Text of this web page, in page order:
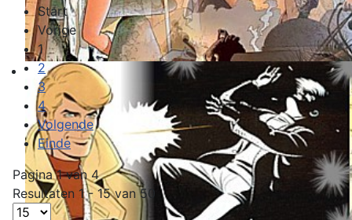
Start
Vorige
1
2
3
4
Volgende
Einde
Pagina 1 van 4
Resultaten 1 - 15 van 50